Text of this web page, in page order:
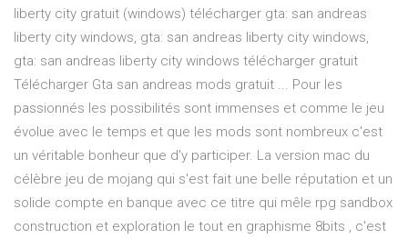
liberty city gratuit (windows) télécharger gta: san andreas
liberty city windows, gta: san andreas liberty city windows,
gta: san andreas liberty city windows télécharger gratuit
Télécharger Gta san andreas mods gratuit ... Pour les
passionnés les possibilités sont immenses et comme le jeu
évolue avec le temps et que les mods sont nombreux c'est
un véritable bonheur que d'y participer. La version mac du
célèbre jeu de mojang qui s'est fait une belle réputation et un
solide compte en banque avec ce titre qui mêle rpg sandbox
construction et exploration le tout en graphisme 8bits , c'est